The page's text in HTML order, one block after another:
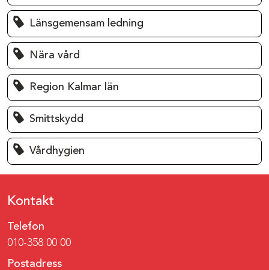
Länsgemensam ledning
Nära vård
Region Kalmar län
Smittskydd
Vårdhygien
Kontakt
Telefon
010-358 00 00
Postadress